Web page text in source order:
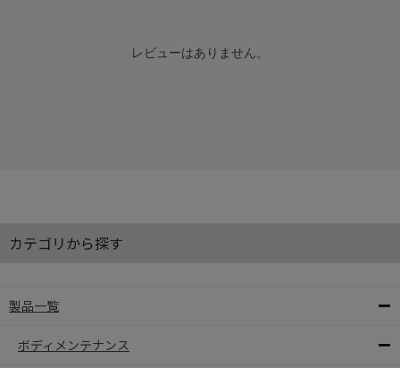
レビューはありません。
カテゴリから探す
製品一覧
ボディメンテナンス